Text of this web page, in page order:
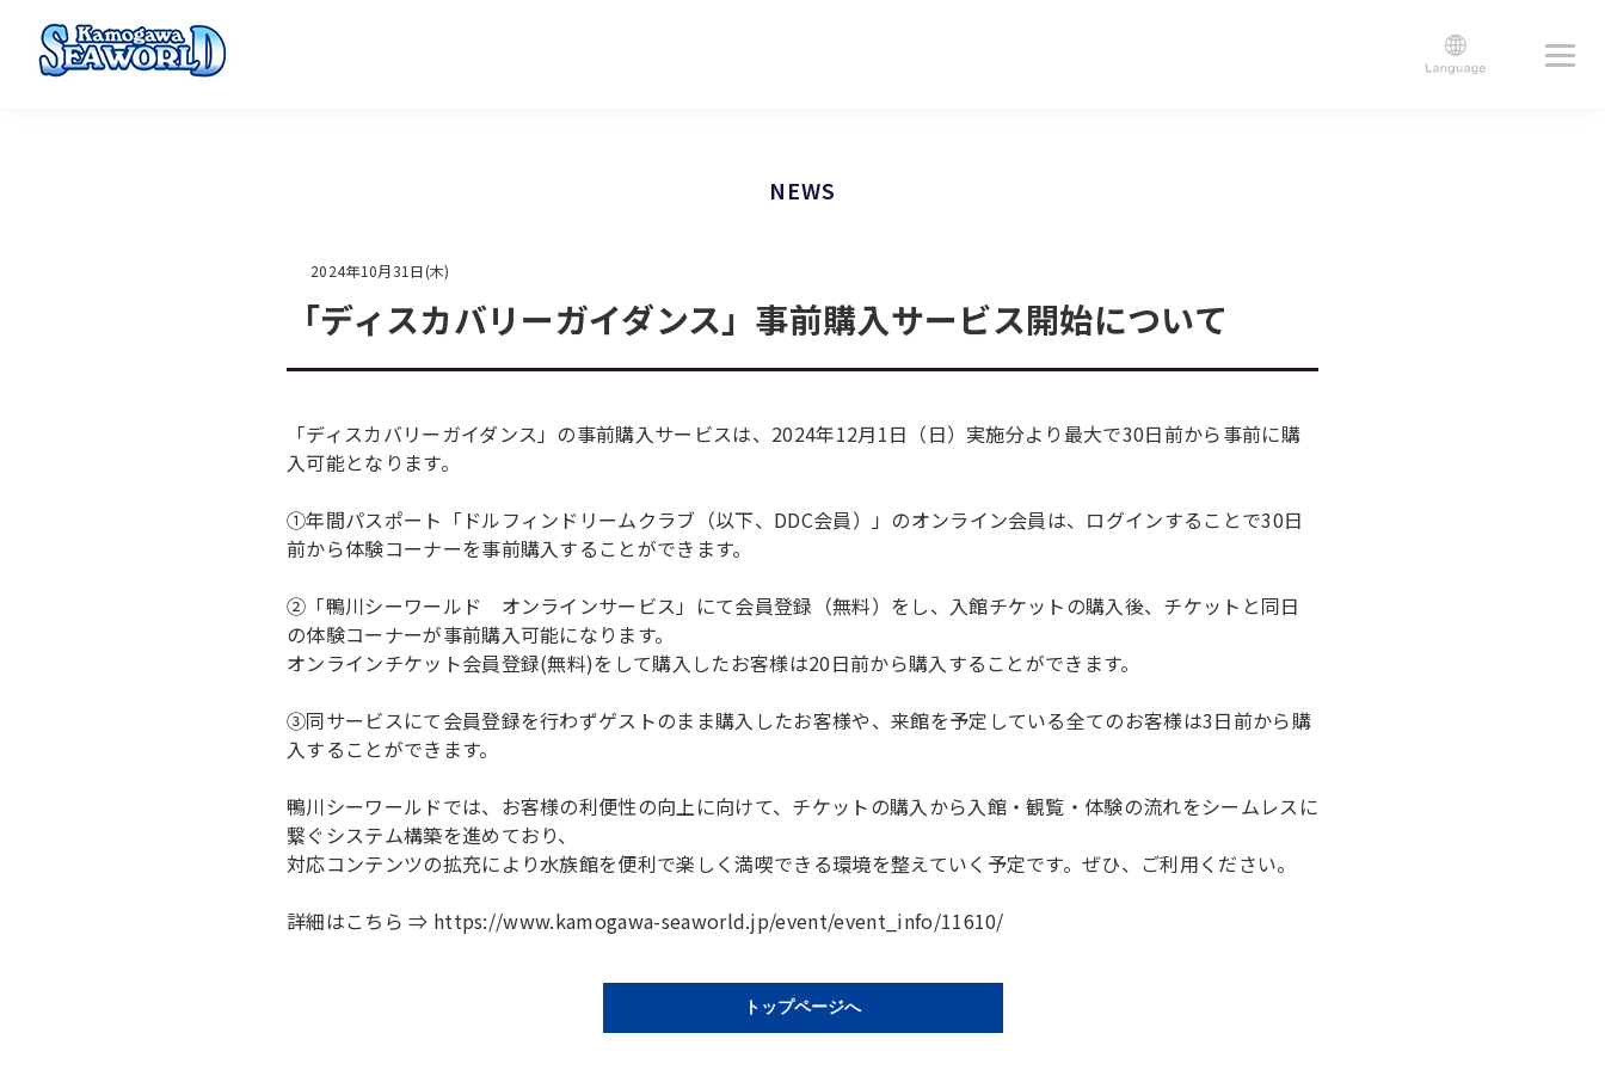
NEWS
2024年10月31日(木)
「ディスカバリーガイダンス」事前購入サービス開始について
「ディスカバリーガイダンス」の事前購入サービスは、2024年12月1日（日）実施分より最大で30日前から事前に購
入可能となります。
①年間パスポート「ドルフィンドリームクラブ（以下、DDC会員）」のオンライン会員は、ログインすることで30日
前から体験コーナーを事前購入することができます。
②「鴨川シーワールド オンラインサービス」にて会員登録（無料）をし、入館チケットの購入後、チケットと同日
の体験コーナーが事前購入可能になります。
オンラインチケット会員登録(無料)をして購入したお客様は20日前から購入することができます。
③同サービスにて会員登録を行わずゲストのまま購入したお客様や、来館を予定している全てのお客様は3日前から購
入することができます。
鴨川シーワールドでは、お客様の利便性の向上に向けて、チケットの購入から入館・観覧・体験の流れをシームレスに
繋ぐシステム構築を進めており、
対応コンテンツの拡充により水族館を便利で楽しく満喫できる環境を整えていく予定です。ぜひ、ご利用ください。
詳細はこちら ⇒ https://www.kamogawa-seaworld.jp/event/event_info/11610/
トップページへ